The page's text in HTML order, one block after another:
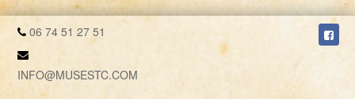
06 74 51 27 51
INFO@MUSESTC.COM